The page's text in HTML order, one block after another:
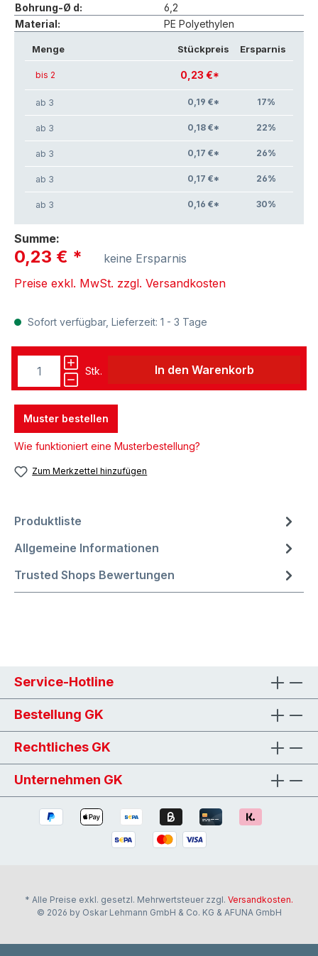
Bohrung-Ø d:
6,2
Material:
PE Polyethylen
Menge Stückpreis Ersparnis
bis 2 0,23 €*
ab 3 0,19 €* 17%
ab 3 0,18 €* 22%
ab 3 0,17 €* 26%
ab 3 0,17 €* 26%
ab 3 0,16 €* 30%
Summe:
0,23 € *
keine Ersparnis
Preise exkl. MwSt. zzgl. Versandkosten
Sofort verfügbar, Lieferzeit: 1 - 3 Tage
Stk. In den Warenkorb
Muster bestellen
Wie funktioniert eine Musterbestellung?
Zum Merkzettel hinzufügen
Produktliste
Allgemeine Informationen
Trusted Shops Bewertungen
Service-Hotline
Bestellung GK
Rechtliches GK
Unternehmen GK
* Alle Preise exkl. gesetzl. Mehrwertsteuer zzgl. Versandkosten.
© 2026 by Oskar Lehmann GmbH & Co. KG & AFUNA GmbH